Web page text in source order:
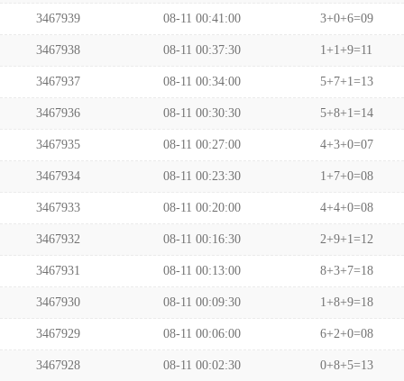
3467939 08-11 00:41:00 3+0+6=09
3467938 08-11 00:37:30 1+1+9=11
3467937 08-11 00:34:00 5+7+1=13
3467936 08-11 00:30:30 5+8+1=14
3467935 08-11 00:27:00 4+3+0=07
3467934 08-11 00:23:30 1+7+0=08
3467933 08-11 00:20:00 4+4+0=08
3467932 08-11 00:16:30 2+9+1=12
3467931 08-11 00:13:00 8+3+7=18
3467930 08-11 00:09:30 1+8+9=18
3467929 08-11 00:06:00 6+2+0=08
3467928 08-11 00:02:30 0+8+5=13